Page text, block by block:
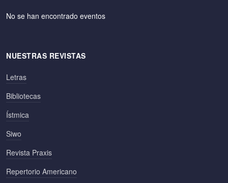
No se han encontrado eventos
NUESTRAS REVISTAS
Letras
Bibliotecas
Ístmica
Siwo
Revista Praxis
Repertorio Americano